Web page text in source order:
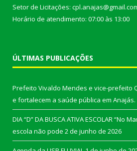
Setor de Licitações:
Horário de atendimento: 07:00 às 13:00
ÚLTIMAS PUBLICAÇÕES
Prefeito Vivaldo Mendes e vice-prefeito
e fortalecem a saúde pública em Anajás.
DIA “D” DA BUSCA ATIVA ESCOLAR “No
escola não pode 2 de junho de 2026